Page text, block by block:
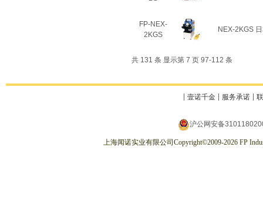
FP-NEX-
2KGS
NEX-2KGS
共 131 条 显示第 7 页 97-112 条
壹诺千金 服务承诺
沪公网安备
上海闻诺实业有限公司 Copyright©2009-2026 FP